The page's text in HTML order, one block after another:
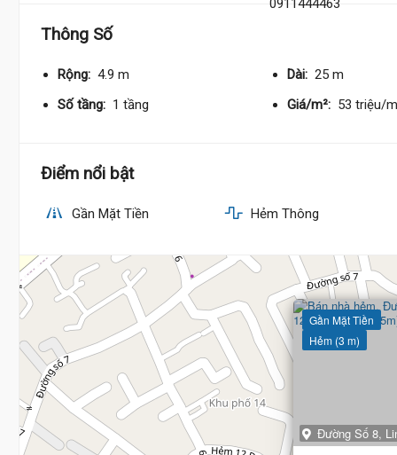
Thông Số
Rộng: 4.9 m Dài: 25 m
Số tầng: 1 tầng Giá/m²: 53 triệu/
Điểm nổi bật
Gần Mặt Tiền Hẻm Thông
Gần Mặt Tiền
Hẻm (3 m)
Đường Số 8,